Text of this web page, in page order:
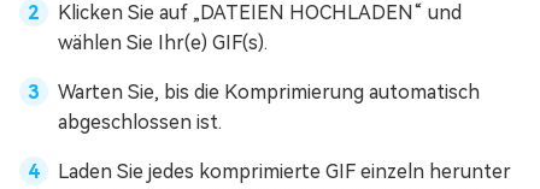
Klicken Sie auf „DATEIEN HOCHLADEN“ und
wählen Sie Ihr(e) GIF(s).
Warten Sie, bis die Komprimierung automatisch
abgeschlossen ist.
Laden Sie jedes komprimierte GIF einzeln herunter